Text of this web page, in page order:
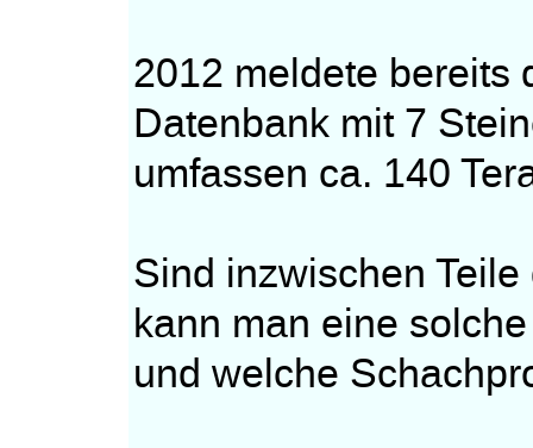
2012 meldete bereits
Datenbank mit 7
umfassen ca. 140
Sind inzwischen
kann man eine
und welche